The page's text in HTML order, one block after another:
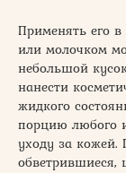
Применять его
или молочком
небольшой
нанести
жидкого
порцию любого
уходу за кожей.
обветрившиеся,